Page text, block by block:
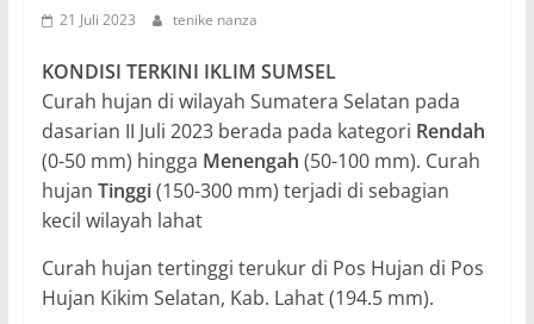
21 Juli 2023 tenike nanza
KONDISI TERKINI IKLIM SUMSEL
Curah hujan di wilayah Sumatera Selatan pada
dasarian II Juli 2023 berada pada kategori Rendah
(0-50 mm) hingga Menengah (50-100 mm). Curah
hujan Tinggi(150-300 mm) terjadi di sebagian
kecil wilayah lahat
Curah hujan tertinggi terukur di Pos Hujan di Pos
Hujan Kikim Selatan, Kab. Lahat (194.5 mm).